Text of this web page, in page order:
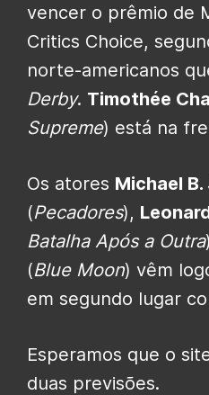
vencer o prêmio de
Critics Choice,
norte-americanos
Derby. Timothée
Supreme) está na
Os atores Michael
(Pecadores),
Batalha Após a Outra
(Blue Moon) vêm
em segundo lugar
Esperamos que o
duas previsões.